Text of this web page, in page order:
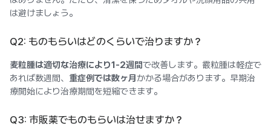
は避けましょう。
Q2: ものもらいはどのくらいで治りますか？
麦粒腫は適切な治療により1-2週間で改善します。霰粒腫は軽症で
あれば数週間、 重症例では数ヶ月 かかる場合があります。早期治
療開始により治療期間を短縮できます。
Q3: 市販薬でものもらいは治せますか？